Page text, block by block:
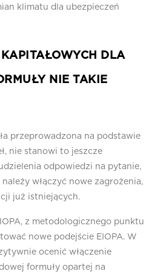
klimatu dla ubezpieczeń
DLA
NIE TAKIE
przeprowadzona na podstawie
nie stanowi to jeszcze
odpowiedzi na pytanie,
włączyć nowe zagrożenia,
już istniejących.
z metodologicznego punktu
nowe podejście EIOPA. W
ocenić włączenie
formuły opartej na